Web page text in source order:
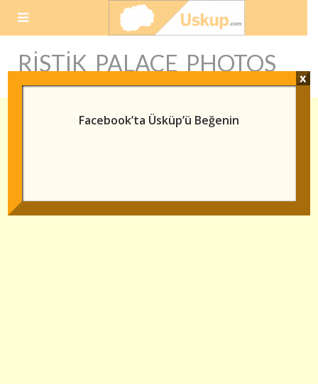
RISTIK PALACE PHOTOS
Facebook’ta Üsküp’ü Beğenin
x